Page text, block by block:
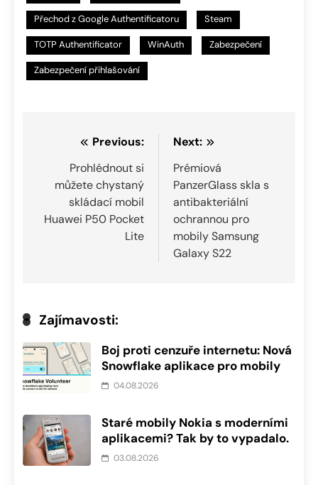
Přechod z Google Authentificatoru Steam
TOTP Authentificator WinAuth Zabezpečení
Zabezpečení přihlašování
Navigace
příspěvek
Previous:
Prohlédnout si
můžete chystaný
skládací mobil
Huawei P50 Pocket
Lite
Next:
Prémiová
PanzerGlass skla s
antibakteriální
ochrannou pro
mobily Samsung
Galaxy S22
Zajímavosti:
Boj proti cenzuře internetu: Nová
Snowflake aplikace pro mobily
04.08.2026
Staré mobily Nokia s moderními
aplikacemi? Tak by to vypadalo.
03.08.2026